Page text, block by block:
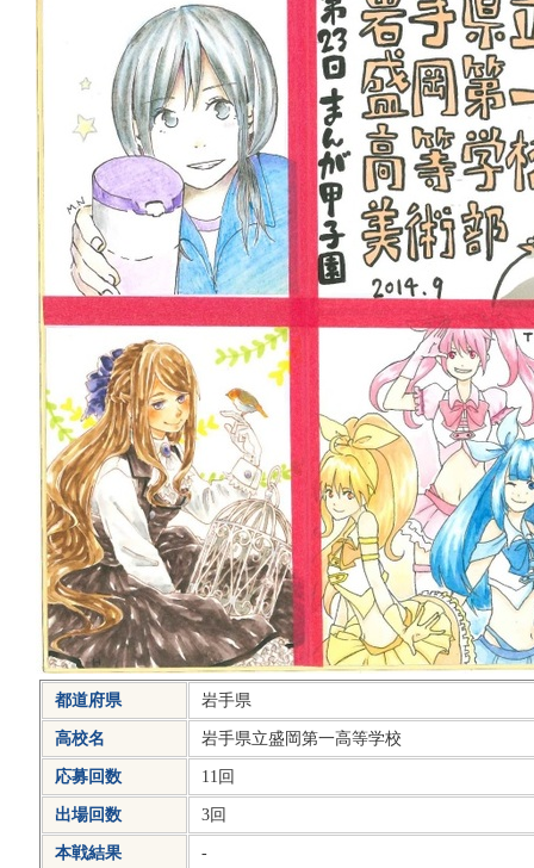
都道府県
岩手県
高校名
岩手県立盛岡第一高等学校
応募回数
11回
出場回数
3回
本戦結果
-